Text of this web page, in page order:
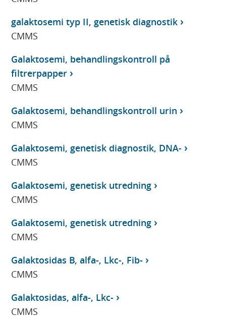
galaktosemi typ II, genetisk diagnostik
CMMS
Galaktosemi, behandlingskontroll på
filtrerpapper
CMMS
Galaktosemi, behandlingskontroll urin
CMMS
Galaktosemi, genetisk diagnostik, DNA-
CMMS
Galaktosemi, genetisk utredning
CMMS
Galaktosemi, genetisk utredning
CMMS
Galaktosidas B, alfa-, Lkc-, Fib-
CMMS
Galaktosidas, alfa-, Lkc-
CMMS